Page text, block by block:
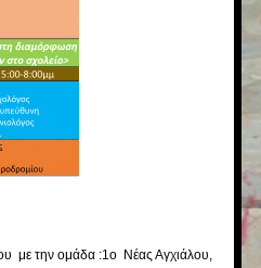
με την ομάδα :1ο Νέας Αγχιάλου,